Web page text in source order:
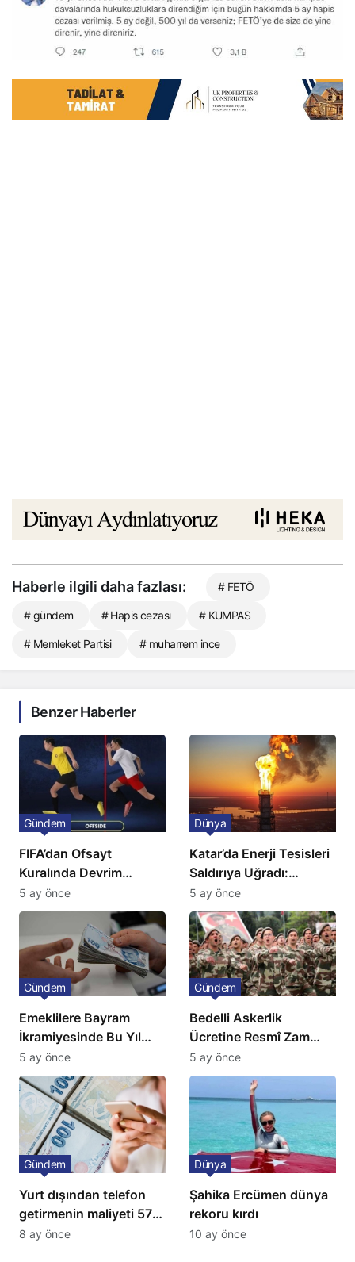
Haberle ilgili daha fazlası: # FETÖ
# gündem # Hapis cezası # KUMPAS
# Memleket Partisi # muharrem ince
Benzer Haberler
FIFA’dan Ofsayt
Kuralında Devrim
Niteliğinde Onay
Gündem
5 ay önce
Katar’da Enerji Tesisleri
Saldırıya Uğradı:
Avrupa’da Doğalgaz
Fiyatlarında Sert Artış
Dünya
5 ay önce
Emeklilere Bayram
İkramiyesinde Bu Yıl
Artış Gelmeyecek
Gündem
5 ay önce
Bedelli Askerlik
Ücretine Resmî Zam
Geliyor
Gündem
5 ay önce
Yurt dışından telefon
getirmenin maliyeti 57
bin lira oldu
Gündem
8 ay önce
Şahika Ercümen dünya
rekoru kırdı
Dünya
10 ay önce